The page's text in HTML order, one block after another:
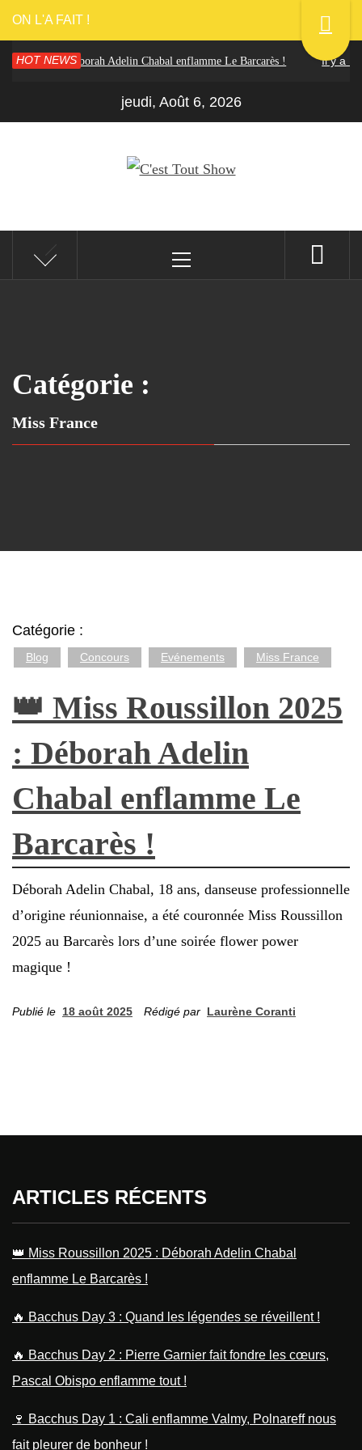
ON L'A FAIT !
HOT NEWS
2025 : Déborah Adelin Chabal enflamme Le Barcarès ! Il y a 1 an
jeudi, Août 6, 2026
C'EST TOUT SHOW
Reportages Spectacles Concerts Théâtre Danse
Catégorie :
Miss France
Catégorie :
Blog Concours Evénements Miss France
👑 Miss Roussillon 2025
: Déborah Adelin
Chabal enflamme Le
Barcarès !
Déborah Adelin Chabal, 18 ans, danseuse professionnelle
d’origine réunionnaise, a été couronnée Miss Roussillon
2025 au Barcarès lors d’une soirée flower power
magique !
Publié le 18 août 2025 Rédigé par Laurène Coranti
ARTICLES RÉCENTS
👑 Miss Roussillon 2025 : Déborah Adelin Chabal
enflamme Le Barcarès !
🔥 Bacchus Day 3 : Quand les légendes se réveillent !
🔥 Bacchus Day 2 : Pierre Garnier fait fondre les cœurs,
Pascal Obispo enflamme tout !
🍷 Bacchus Day 1 : Cali enflamme Valmy, Polnareff nous
fait pleurer de bonheur !